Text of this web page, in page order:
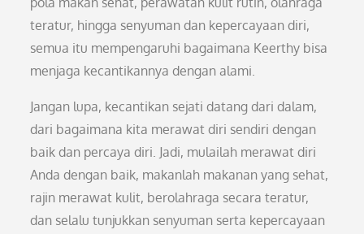
teratur, hingga senyuman dan kepercayaan diri,
semua itu mempengaruhi bagaimana Keerthy bisa
menjaga kecantikannya dengan alami.
Jangan lupa, kecantikan sejati datang dari dalam,
dari bagaimana kita merawat diri sendiri dengan
baik dan percaya diri. Jadi, mulailah merawat diri
Anda dengan baik, makanlah makanan yang sehat,
rajin merawat kulit, berolahraga secara teratur,
dan selalu tunjukkan senyuman serta kepercayaan